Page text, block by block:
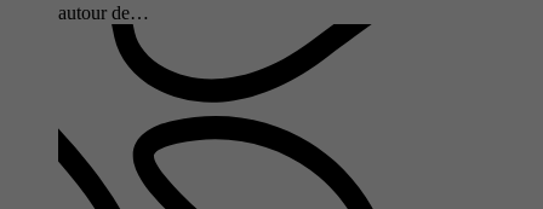
autour de…